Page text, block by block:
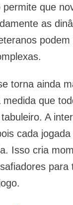
permite que
as
podem
torna ainda
medida que
A
cada
Isso cria
para